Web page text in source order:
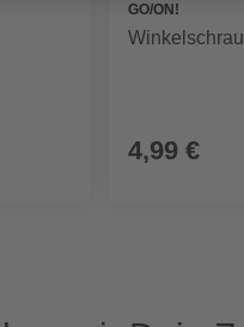
GO/ON!
4,99 €